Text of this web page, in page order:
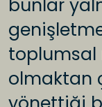
bunlar
toplumsal
olmaktan